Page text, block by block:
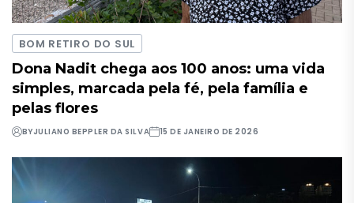
BOM RETIRO DO SUL
Dona Nadit chega aos 100 anos: uma vida
simples, marcada pela fé, pela família e
pelas flores
BYJULIANO BEPPLER DA SILVA 15 DE JANEIRO DE 2026